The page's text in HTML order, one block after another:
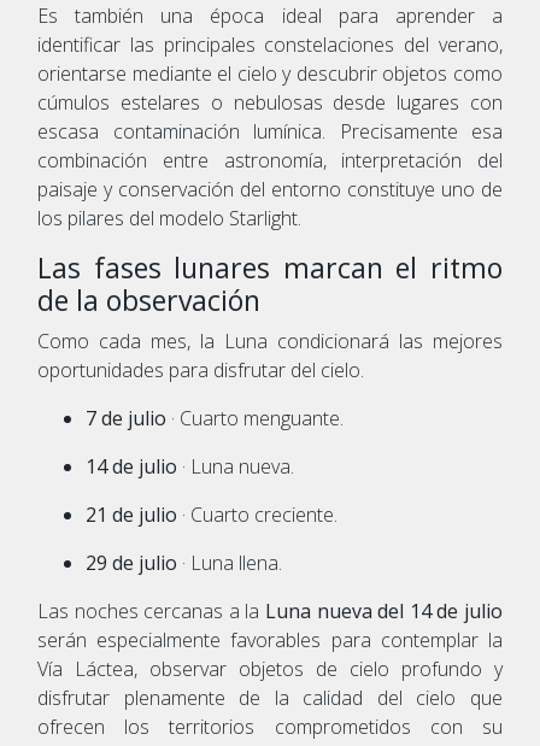
Es también una época ideal para aprender a
identificar las principales constelaciones del verano,
orientarse mediante el cielo y descubrir objetos como
cúmulos estelares o nebulosas desde lugares con
escasa contaminación lumínica. Precisamente esa
combinación entre astronomía, interpretación del
paisaje y conservación del entorno constituye uno de
los pilares del modelo Starlight.
Las fases lunares marcan el ritmo
de la observación
Como cada mes, la Luna condicionará las mejores
oportunidades para disfrutar del cielo.
7 de julio · Cuarto menguante.
14 de julio · Luna nueva.
21 de julio · Cuarto creciente.
29 de julio · Luna llena.
Las noches cercanas a la Luna nueva del 14 de julio
serán especialmente favorables para contemplar la
Vía Láctea, observar objetos de cielo profundo y
disfrutar plenamente de la calidad del cielo que
ofrecen los territorios comprometidos con su